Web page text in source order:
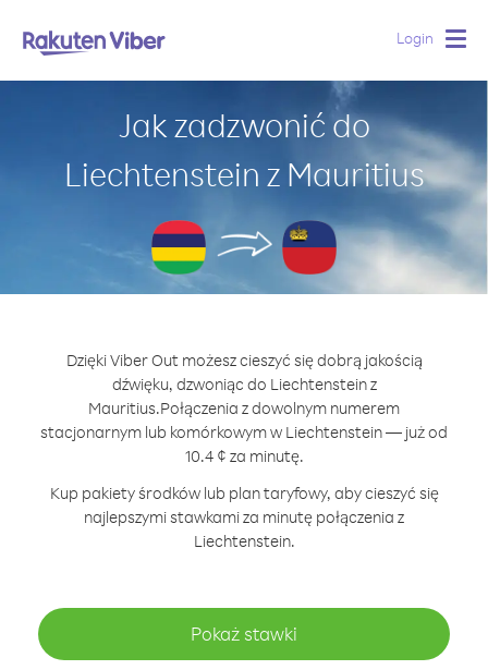
Login
Jak zadzwonić do
Liechtenstein z Mauritius
Dzięki Viber Out możesz cieszyć się dobrą jakością
dźwięku, dzwoniąc do Liechtenstein z
Mauritius.Połączenia z dowolnym numerem
stacjonarnym lub komórkowym w Liechtenstein — już od
10.4 ¢ za minutę.
Kup pakiety środków lub plan taryfowy, aby cieszyć się
najlepszymi stawkami za minutę połączenia z
Liechtenstein.
Pokaż stawki